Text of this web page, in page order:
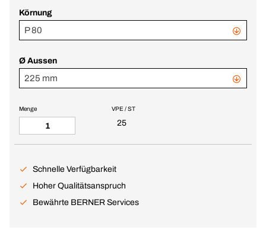
Körnung
P 80
Ø Aussen
225 mm
VPE / ST
25
Menge
Schnelle Verfügbarkeit
Hoher Qualitätsanspruch
Bewährte BERNER Services